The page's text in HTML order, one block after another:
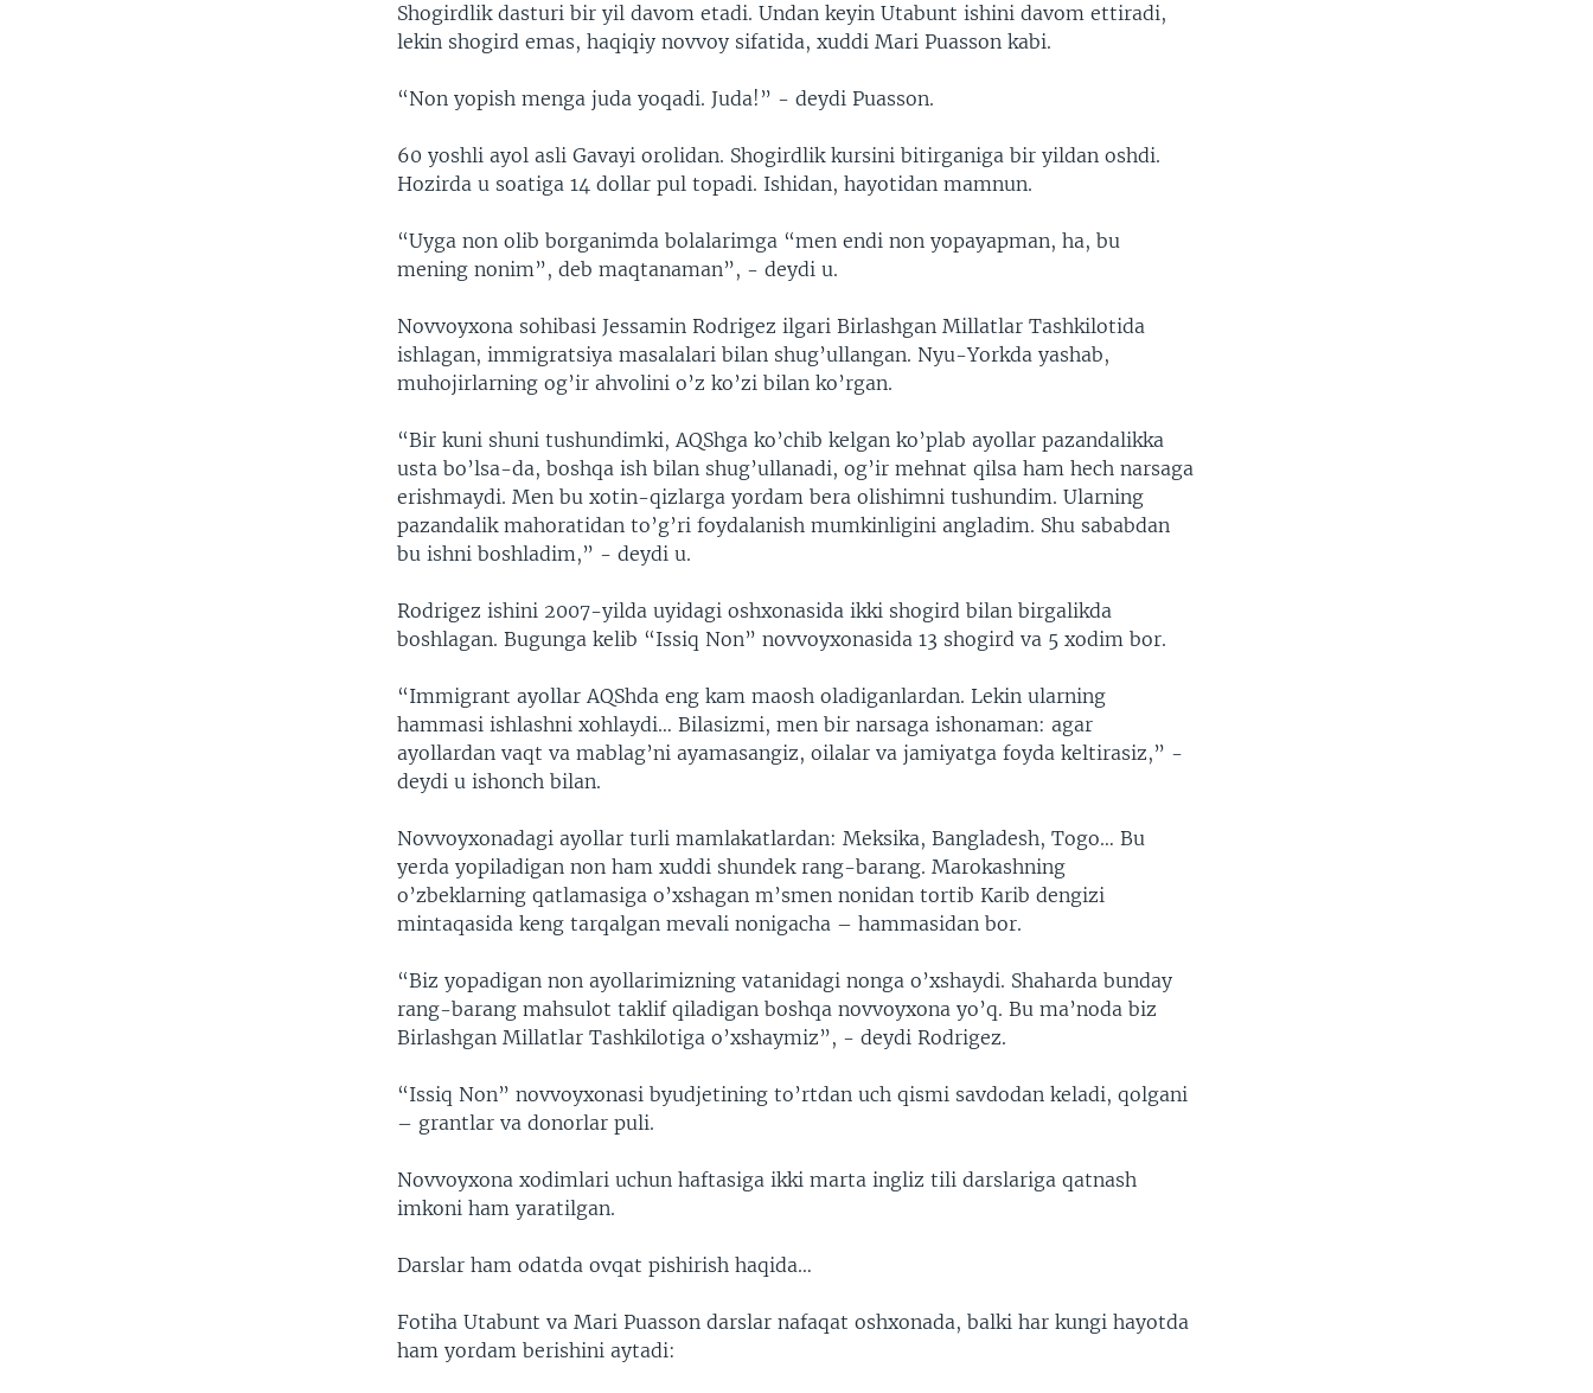
Shogirdlik dasturi bir yil davom etadi. Undan keyin Utabunt ishini davom ettiradi,
lekin shogird emas, haqiqiy novvoy sifatida, xuddi Mari Puasson kabi.
“Non yopish menga juda yoqadi. Juda!” - deydi Puasson.
60 yoshli ayol asli Gavayi orolidan. Shogirdlik kursini bitirganiga bir yildan oshdi.
Hozirda u soatiga 14 dollar pul topadi. Ishidan, hayotidan mamnun.
“Uyga non olib borganimda bolalarimga “men endi non yopayapman, ha, bu
mening nonim”, deb maqtanaman”, - deydi u.
Novvoyxona sohibasi Jessamin Rodrigez ilgari Birlashgan Millatlar Tashkilotida
ishlagan, immigratsiya masalalari bilan shug’ullangan. Nyu-Yorkda yashab,
muhojirlarning og’ir ahvolini o’z ko’zi bilan ko’rgan.
“Bir kuni shuni tushundimki, AQShga ko’chib kelgan ko’plab ayollar pazandalikka
usta bo’lsa-da, boshqa ish bilan shug’ullanadi, og’ir mehnat qilsa ham hech narsaga
erishmaydi. Men bu xotin-qizlarga yordam bera olishimni tushundim. Ularning
pazandalik mahoratidan to’g’ri foydalanish mumkinligini angladim. Shu sababdan
bu ishni boshladim,” - deydi u.
Rodrigez ishini 2007-yilda uyidagi oshxonasida ikki shogird bilan birgalikda
boshlagan. Bugunga kelib “Issiq Non” novvoyxonasida 13 shogird va 5 xodim bor.
“Immigrant ayollar AQShda eng kam maosh oladiganlardan. Lekin ularning
hammasi ishlashni xohlaydi… Bilasizmi, men bir narsaga ishonaman: agar
ayollardan vaqt va mablag’ni ayamasangiz, oilalar va jamiyatga foyda keltirasiz,” -
deydi u ishonch bilan.
Novvoyxonadagi ayollar turli mamlakatlardan: Meksika, Bangladesh, Togo… Bu
yerda yopiladigan non ham xuddi shundek rang-barang. Marokashning
o’zbeklarning qatlamasiga o’xshagan m’smen nonidan tortib Karib dengizi
mintaqasida keng tarqalgan mevali nonigacha – hammasidan bor.
“Biz yopadigan non ayollarimizning vatanidagi nonga o’xshaydi. Shaharda bunday
rang-barang mahsulot taklif qiladigan boshqa novvoyxona yo’q. Bu ma’noda biz
Birlashgan Millatlar Tashkilotiga o’xshaymiz”, - deydi Rodrigez.
“Issiq Non” novvoyxonasi byudjetining to’rtdan uch qismi savdodan keladi, qolgani
– grantlar va donorlar puli.
Novvoyxona xodimlari uchun haftasiga ikki marta ingliz tili darslariga qatnash
imkoni ham yaratilgan.
Darslar ham odatda ovqat pishirish haqida…
Fotiha Utabunt va Mari Puasson darslar nafaqat oshxonada, balki har kungi hayotda
ham yordam berishini aytadi: